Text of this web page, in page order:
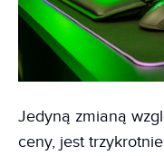
Jedyną zmianą
ceny, jest